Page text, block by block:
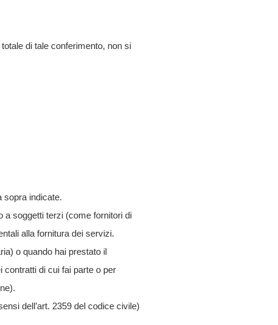
di tale conferimento, non si
sopra indicate.
a soggetti terzi (come fornitori di
alla fornitura dei servizi.
o quando hai prestato il
contratti di cui fai parte o per
dell’art. 2359 del codice civile)